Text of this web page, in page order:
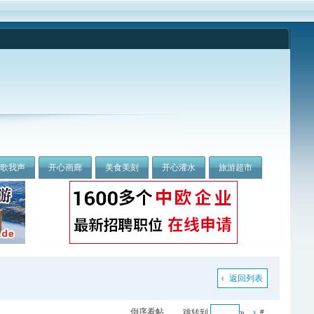
我声 开心画廊 美食美刻 开心灌水 旅游超市
返回列表
#
倒序看帖